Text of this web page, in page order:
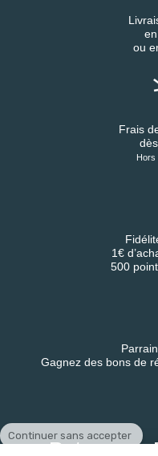
Continuer sans accepter
ou
Frais
Hors
1€
500
Gagnez des bons de
Retrouvez